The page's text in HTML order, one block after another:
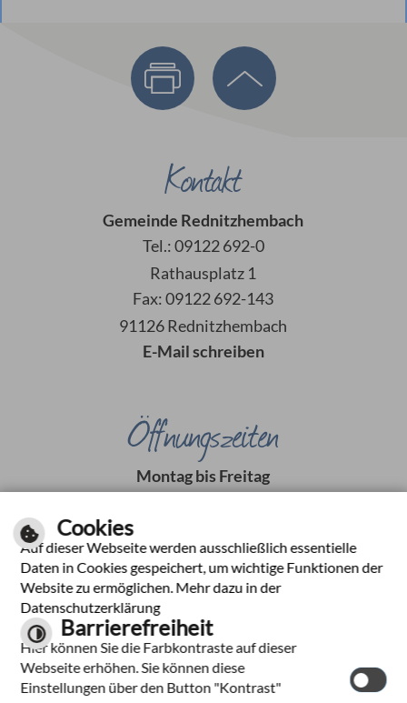
Kontakt
Gemeinde Rednitzhembach
Tel.: 09122 692-0
Rathausplatz 1
Fax: 09122 692-143
91126 Rednitzhembach
E-Mail schreiben
Öffnungszeiten
Montag bis Freitag
14:00 Uhr bis 16:00 Uhr
Montag + Donnerstag
14:00 Uhr bis 18:00 Uhr
Kontrastseite
Italienisch
Cookies
Auf dieser Webseite werden ausschließlich essentielle
Daten in Cookies gespeichert, um wichtige Funktionen der
Website zu ermöglichen. Mehr dazu in der
Datenschutzerklärung
Barrierefreiheit
Hier können Sie die Farbkontraste auf dieser
Webseite erhöhen. Sie können diese
Einstellungen über den Button "Kontrast"